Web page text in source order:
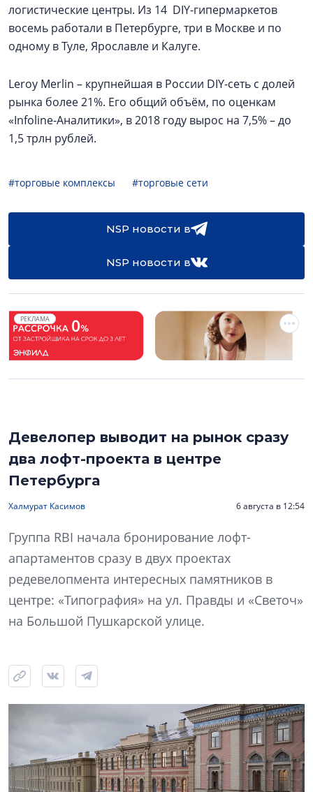
логистические центры. Из 14 DIY-гипермаркетов
восемь работали в Петербурге, три в Москве и по
одному в Туле, Ярославле и Калуге.
Leroy Merlin – крупнейшая в России DIY-сеть с долей
рынка более 21%. Его общий объём, по оценкам
«Infoline-Аналитики», в 2018 году вырос на 7,5% – до
1,5 трлн рублей.
#торговые комплексы #торговые сети
NSP новости в
NSP новости в
РЕКЛАМА
Девелопер выводит на рынок сразу
два лофт-проекта в центре
Петербурга
Халмурат Касимов 6 августа в 12:54
Группа RBI начала бронирование лофт-
апартаментов сразу в двух проектах
редевелопмента интересных памятников в
центре: «Типография» на ул. Правды и «Светоч»
на Большой Пушкарской улице.